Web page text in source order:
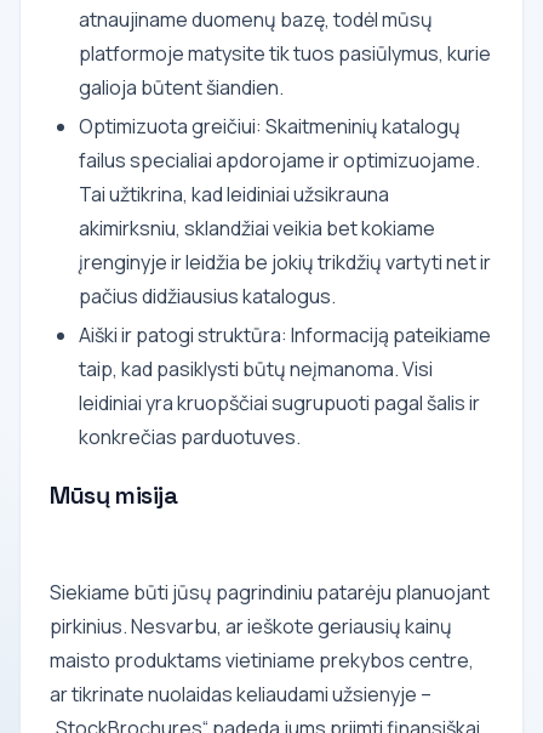
atnaujiname duomenų bazę, todėl mūsų
platformoje matysite tik tuos pasiūlymus, kurie
galioja būtent šiandien.
Optimizuota greičiui: Skaitmeninių katalogų
failus specialiai apdorojame ir optimizuojame.
Tai užtikrina, kad leidiniai užsikrauna
akimirksniu, sklandžiai veikia bet kokiame
įrenginyje ir leidžia be jokių trikdžių vartyti net ir
pačius didžiausius katalogus.
Aiški ir patogi struktūra: Informaciją pateikiame
taip, kad pasiklysti būtų neįmanoma. Visi
leidiniai yra kruopščiai sugrupuoti pagal šalis ir
konkrečias parduotuves.
Mūsų misija
Siekiame būti jūsų pagrindiniu patarėju planuojant
pirkinius. Nesvarbu, ar ieškote geriausių kainų
maisto produktams vietiniame prekybos centre,
ar tikrinate nuolaidas keliaudami užsienyje –